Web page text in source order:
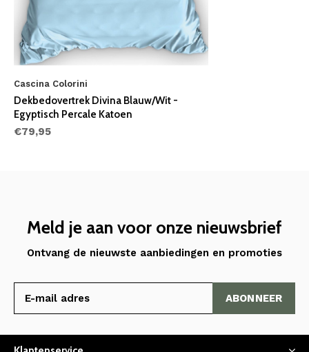
Cascina Colorini
Dekbedovertrek Divina Blauw/Wit -
Egyptisch Percale Katoen
€79,95
Meld je aan voor onze nieuwsbrief
Ontvang de nieuwste aanbiedingen en promoties
ABONNEER